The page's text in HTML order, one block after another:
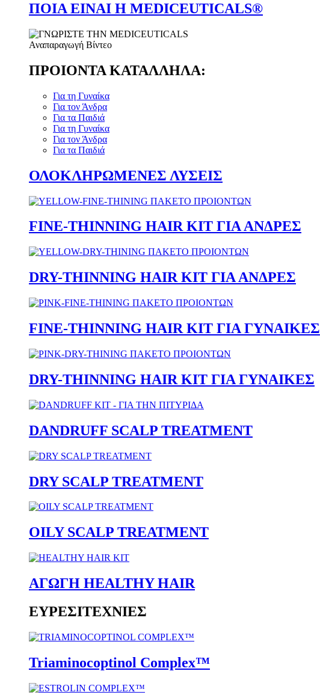
ΠΟΙΑ ΕΙΝΑΙ Η MEDICEUTICALS®
Αναπαραγωγή Βίντεο
ΠΡΟΙΟΝΤΑ ΚΑΤΑΛΛΗΛΑ:
Για τη Γυναίκα
Για τον Άνδρα
Για τα Παιδιά
Για τη Γυναίκα
Για τον Άνδρα
Για τα Παιδιά
ΟΛΟΚΛΗΡΩΜΕΝΕΣ ΛΥΣΕΙΣ
FINE-THINNING HAIR KIT ΓΙΑ ΑΝΔΡΕΣ
DRY-THINNING HAIR KIT ΓΙΑ ΑΝΔΡΕΣ
FINE-THINNING HAIR KIT ΓΙΑ ΓΥΝΑΙΚΕΣ
DRY-THINNING HAIR KIT ΓΙΑ ΓΥΝΑΙΚΕΣ
DANDRUFF SCALP TREATMENT
DRY SCALP TREATMENT
OILY SCALP TREATMENT
ΑΓΩΓΗ HEALTHY HAIR
ΕΥΡΕΣΙΤΕΧΝΙΕΣ
Triaminocoptinol Complex™